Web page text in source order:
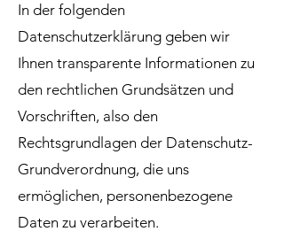
In der folgenden
Datenschutzerklärung geben wir
Ihnen transparente Informationen zu
den rechtlichen Grundsätzen und
Vorschriften, also den
Rechtsgrundlagen der Datenschutz-
Grundverordnung, die uns
ermöglichen, personenbezogene
Daten zu verarbeiten.